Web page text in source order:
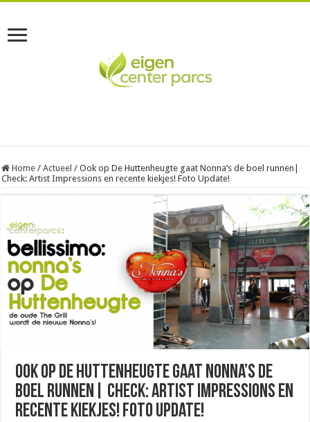
Home / Actueel / Ook op De Huttenheugte gaat Nonna’s de boel runnen|
Check: Artist Impressions en recente kiekjes! Foto Update!
Ook op De Huttenheugte gaat Nonna’s de
boel runnen| Check: Artist Impressions en
recente kiekjes! Foto Update!